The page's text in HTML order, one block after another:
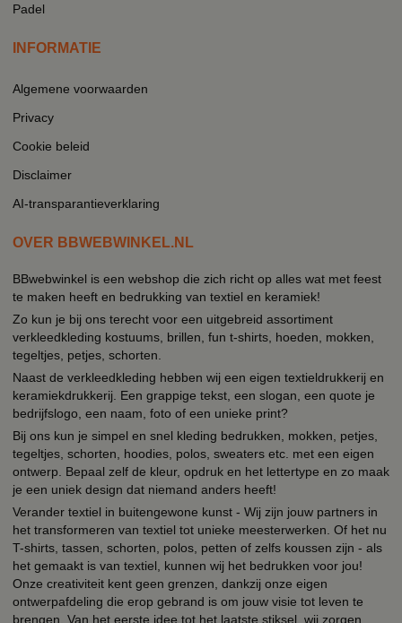
Padel
INFORMATIE
Algemene voorwaarden
Privacy
Cookie beleid
Disclaimer
AI-transparantieverklaring
OVER BBWEBWINKEL.NL
BBwebwinkel is een webshop die zich richt op alles wat met feest
te maken heeft en bedrukking van textiel en keramiek!
Zo kun je bij ons terecht voor een uitgebreid assortiment
verkleedkleding kostuums, brillen, fun t-shirts, hoeden, mokken,
tegeltjes, petjes, schorten.
Naast de verkleedkleding hebben wij een eigen textieldrukkerij en
keramiekdrukkerij. Een grappige tekst, een slogan, een quote je
bedrijfslogo, een naam, foto of een unieke print?
Bij ons kun je simpel en snel kleding bedrukken, mokken, petjes,
tegeltjes, schorten, hoodies, polos, sweaters etc. met een eigen
ontwerp. Bepaal zelf de kleur, opdruk en het lettertype en zo maak
je een uniek design dat niemand anders heeft!
Verander textiel in buitengewone kunst - Wij zijn jouw partners in
het transformeren van textiel tot unieke meesterwerken. Of het nu
T-shirts, tassen, schorten, polos, petten of zelfs koussen zijn - als
het gemaakt is van textiel, kunnen wij het bedrukken voor jou!
Onze creativiteit kent geen grenzen, dankzij onze eigen
ontwerpafdeling die erop gebrand is om jouw visie tot leven te
brengen. Van het eerste idee tot het laatste stiksel, wij zorgen